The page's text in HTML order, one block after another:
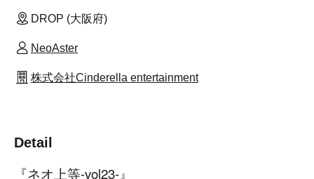
DROP (大阪府)
NeoAster
株式会社Cinderella entertainment
Detail
『ネオ上等-vol23-』